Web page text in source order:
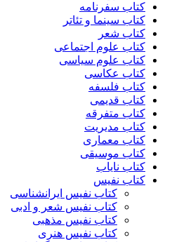
کتاب سفرنامه
کتاب سینما و تئاتر
کتاب شعر
کتاب علوم اجتماعی
کتاب علوم سیاسی
کتاب عکاسی
کتاب فلسفه
کتاب قدیمی
کتاب متفرقه
کتاب مدیریت
کتاب معماری
کتاب موسیقی
کتاب نایاب
کتاب نفیس
کتاب نفیس ایرانشناسی
کتاب نفیس شعر و ادبی
کتاب نفیس مذهبی
کتاب نفیس هنری